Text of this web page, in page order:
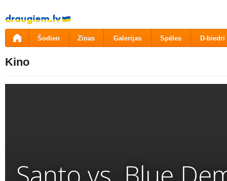
Pāriet
uz
saturu
Šodien Ziņas Galerijas Spēles D-biedri
Kino